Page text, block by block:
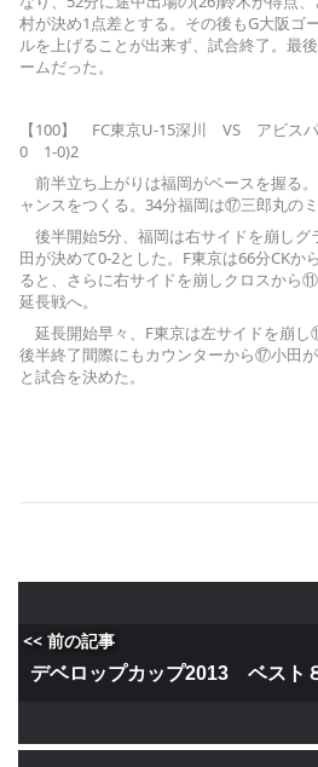
村が決め1点差とする。その後もG大阪ゴ
ルを上げることが出来ず、試合終了。最
ームだった。
【100】 FC東京U-15深川 VS アビ
0 1-0)2
前半立ち上がりは福岡がペースを握る
ャンスをつくる。34分福岡は⑰三郎丸のミ
後半開始5分、福岡は右サイドを崩し
田が決めて0-2とした。F東京は66分CK
ると、さらに右サイドを崩しクロスから
延長戦へ。
延長開始早々、F東京は左サイドを崩
後半終了間際にもカウンターから⑰小田
と試合を決めた。
<< 前の記事
デベロップカップ2013 ベスト